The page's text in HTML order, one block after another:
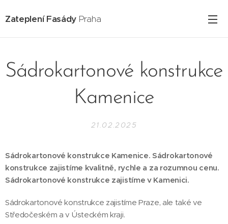
Zateplení Fasády Praha
Sádrokartonové konstrukce
Kamenice
21.02.2025
Sádrokartonové konstrukce Kamenice. Sádrokartonové
konstrukce zajistíme kvalitně, rychle a za rozumnou cenu.
Sádrokartonové konstrukce zajistíme v Kamenici.
Sádrokartonové konstrukce zajistíme Praze, ale také ve
Středočeském a v Ústeckém kraji.